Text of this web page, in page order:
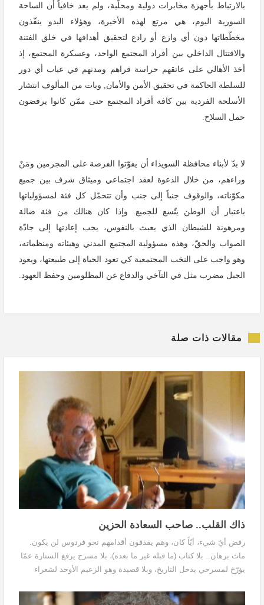
بالارتباط بأجهزة مخابرات دولية ومحلّية، ولم يعد خافياً أن الساحة
السورية اليوم، هي مرتع لهذه الأخيرة، وهؤلاء البدو ينفّذون
مخطّطاتها دون أي وازع أو رادع لتحقيق أهدافها في خلق الفتنة
والاقتتال الداخلي بين أفراد المجتمع الواحد، وعسكرة المجتمع، إذ
أخذ الأهالي على عاتقهم حراسة قراهم ومدنهم في غياب أي دور
للسلطة الحاكمة في تحقيق الأمن والأمان, وبات من المألوف انتشار
الأسلحة الفردية بين كافة أفراد المجتمع حتى ممّن كانوا يرفضون
حمل السلاح.
لا بدّ لأبناء محافظة السويداء أن يفوّتوا الفرصة على المجرمين ومَنْ
وراءهم، من خلال الدعوة لعقد اجتماعي وميثاق شرف بين جميع
مكوّناته، والوقوف جنباً إلى جنب وأن تتحمّل كل فئة لمسؤولياتها
باعتبار أن الوطن يتّسع للجميع. وإذا كان هنالك من فئة ضالة
ومرهونة للشيطان الذي يعبث بالنفوس، يجب إعادتها إلى جادّة
الصواب والحقّ، وهذه مسؤولية المجتمع المدني وهيئاته ومنظماته،
وهو واجب على النخب المجتمعية كي تعود الحياة إلى طبيعتها، ويعود
الجبل مضرب مثل في التآخي والدفاع عن المظلومين وحفظ العهود.
مقالات ذات صلة
ذاك القلب.. صاحب السعادة الحزين
رفض أيّ شيء، أيّاً كان، وهم يقذفون أقدامهم نحو فردوس لن يكون.
مات برهان.. بلا كتاب (ما قبله غير ما بعده)، بلا مسرح يرفع الستارة عمّا
يؤرّخ لمسرحي يدخل التاريخ، وبلا قصيدة وهو الزعيم الأوحد لشعراء
بينهم من شعراء يلتمسون رضى الطريق ومغفرة الله.